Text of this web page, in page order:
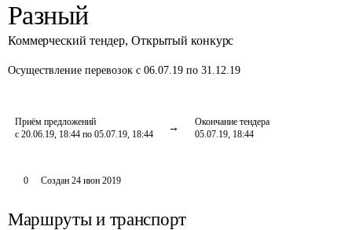
Разный
Коммерческий тендер, Открытый конкурс
Осуществление перевозок с 06.07.19 по 31.12.19
Приём предложений
с 20.06.19, 18:44 по 05.07.19, 18:44
Окончание тендера
05.07.19, 18:44
0 Создан 24 июн 2019
Маршруты и транспорт